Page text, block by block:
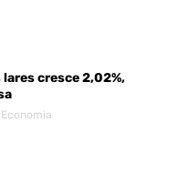
cresce 2,02%,